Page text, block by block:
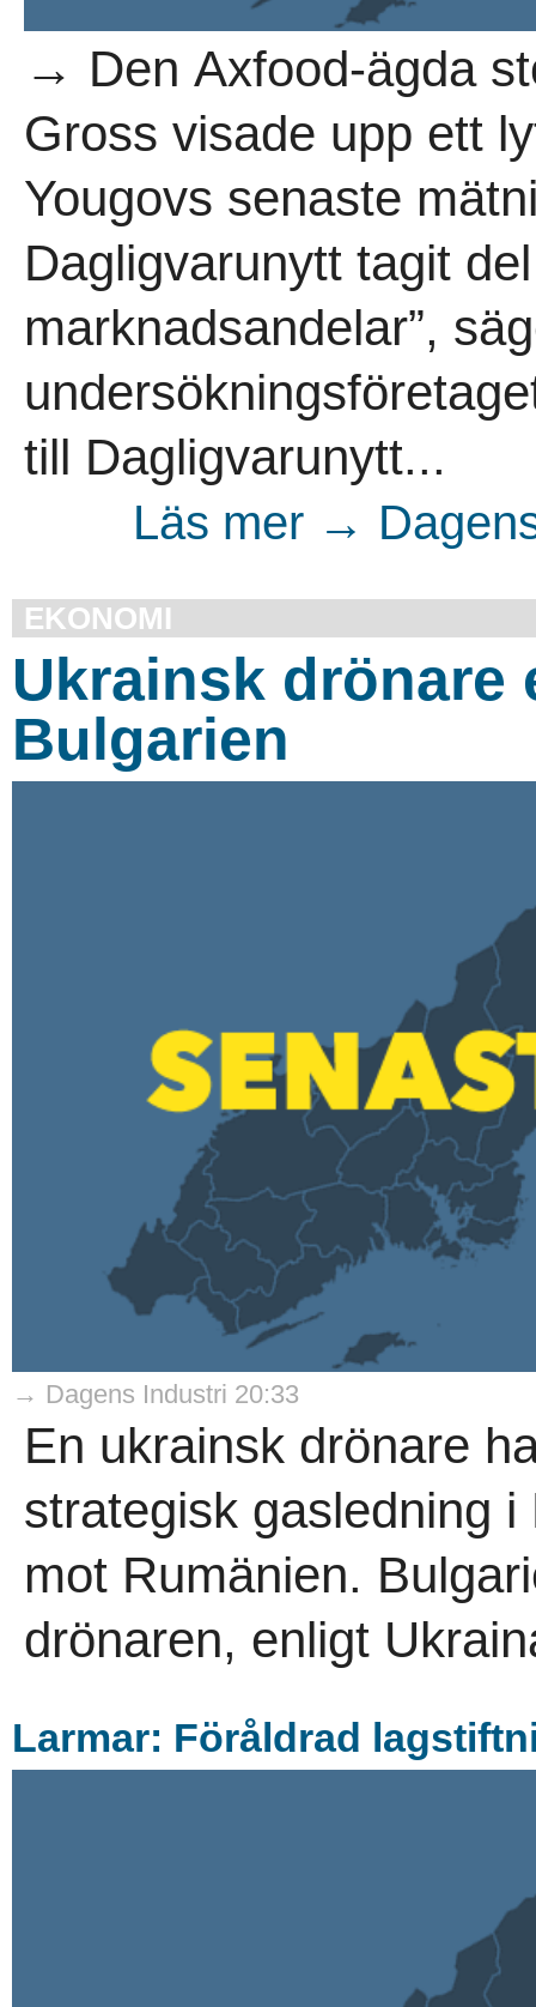
→ Den Axfood-ägda
Gross visade upp ett
Yougovs senaste
Dagligvarunytt tagit
marknadsandelar”,
till Dagligvarunytt...
Läs mer →
EKONOMI
Ukrainsk drönare
Bulgarien
→ Dagens Industri 20:33
En ukrainsk drönare
strategisk gasledning
mot Rumänien.
drönaren, enligt
Larmar: Föråldrad